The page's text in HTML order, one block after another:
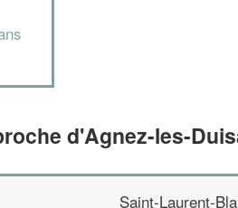
d'Agnez-les-
Saint-Laurent-